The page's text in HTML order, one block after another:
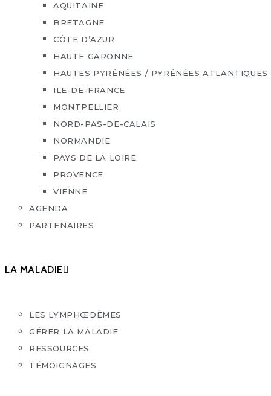
AQUITAINE
BRETAGNE
CÔTE D’AZUR
HAUTE GARONNE
HAUTES PYRÉNÉES / PYRÉNÉES ATLANTIQUES
ILE-DE-FRANCE
MONTPELLIER
NORD-PAS-DE-CALAIS
NORMANDIE
PAYS DE LA LOIRE
PROVENCE
VIENNE
AGENDA
PARTENAIRES
LA MALADIE
LES LYMPHŒDÈMES
GÉRER LA MALADIE
RESSOURCES
TÉMOIGNAGES